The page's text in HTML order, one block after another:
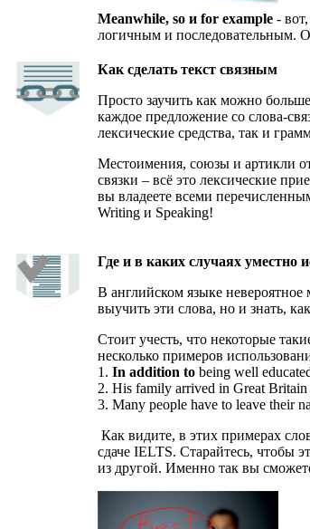
Meanwhile, so и for example -
логичным и последовательным.
Как сделать текст связным
Просто заучить как можно
каждое предложение со слова-
лексические средства, так и
Местоимения, союзы и артикли
связки – всё это лексические
вы владеете всеми
Writing и Speaking!
Где и в каких случаях уместно
В английском языке
выучить эти слова, но и знать,
Стоит учесть, что некоторые
несколько примеров
1. In addition to being well
2. His family arrived in Great Britain
3. Many people have to leave their
Как видите, в этих примерах
сдаче IELTS. Старайтесь, чтобы
из другой. Именно так вы